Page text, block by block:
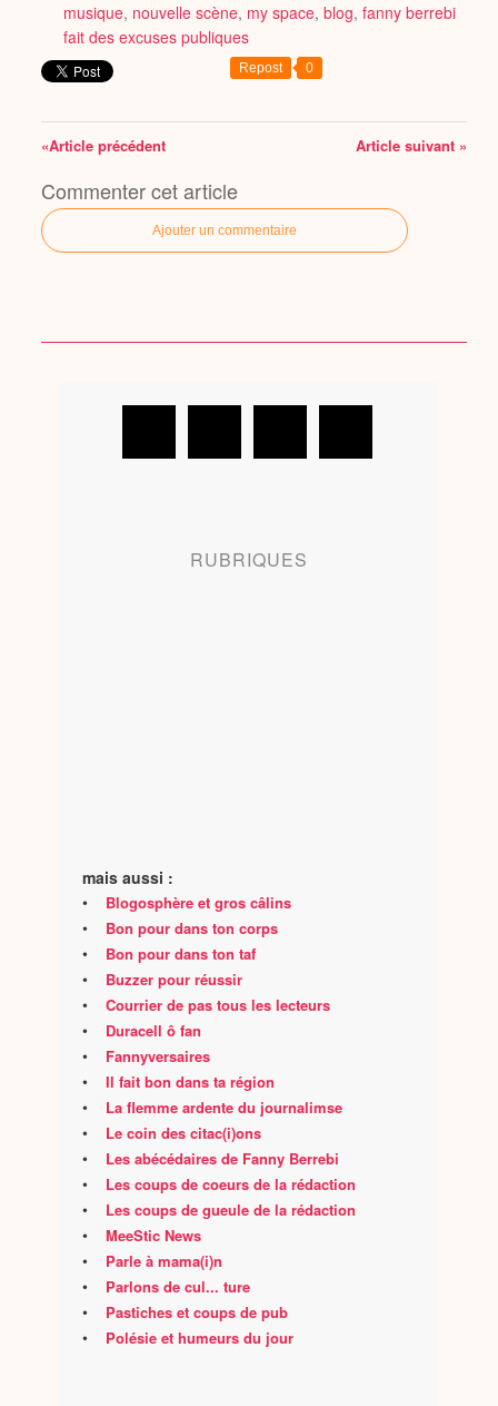
musique, nouvelle scène, my space,blog,fanny berrebi
fait des excuses publiques
Repost 0
«Article précédent Article suivant »
Commenter cet article
Ajouter un commentaire
RUBRIQUES
mais aussi :
• Blogosphère et gros câlins
• Bon pour dans ton corps
• Bon pour dans ton taf
• Buzzer pour réussir
• Courrier de pas tous les lecteurs
• Duracell ô fan
• Fannyversaires
• Il fait bon dans ta région
• La flemme ardente du journalimse
• Le coin des citac(i)ons
• Les abécédaires de Fanny Berrebi
• Les coups de coeurs de la rédaction
• Les coups de gueule de la rédaction
• MeeStic News
• Parle à mama(i)n
• Parlons de cul... ture
• Pastiches et coups de pub
• Polésie et humeurs du jour